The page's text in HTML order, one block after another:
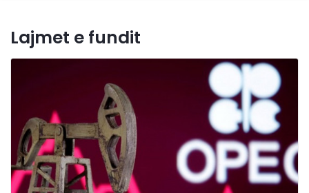
Lajmet e fundit